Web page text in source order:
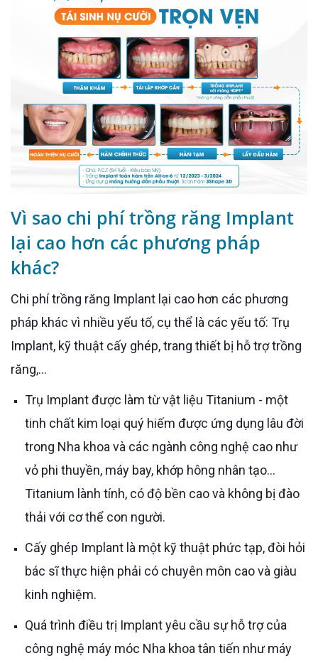
Vì sao chi phí trồng răng Implant
lại cao hơn các phương pháp
khác?
Chi phí trồng răng Implant lại cao hơn các phương
pháp khác vì nhiều yếu tố, cụ thể là các yếu tố: Trụ
Implant, kỹ thuật cấy ghép, trang thiết bị hỗ trợ trồng
răng,...
Trụ Implant được làm từ vật liệu Titanium - một
tinh chất kim loại quý hiếm được ứng dụng lâu đời
trong Nha khoa và các ngành công nghệ cao như
vỏ phi thuyền, máy bay, khớp hông nhân tạo…
Titanium lành tính, có độ bền cao và không bị đào
thải với cơ thể con người.
Cấy ghép Implant là một kỹ thuật phức tạp, đòi hỏi
bác sĩ thực hiện phải có chuyên môn cao và giàu
kinh nghiệm.
Quá trình điều trị Implant yêu cầu sự hỗ trợ của
công nghệ máy móc Nha khoa tân tiến như máy